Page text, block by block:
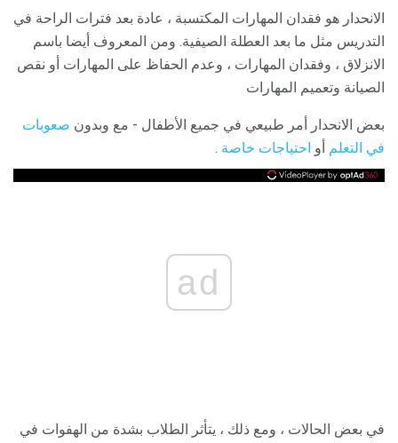
الانحدار هو فقدان المهارات المكتسبة ، عادة بعد فترات الراحة في
التدريس مثل ما بعد العطلة الصيفية. ومن المعروف أيضا باسم
الانزلاق ، وفقدان المهارات ، وعدم الحفاظ على المهارات أو نقص
الصيانة وتعميم المهارات
بعض الانحدار أمر طبيعي في جميع الأطفال - مع وبدون صعوبات
في التعلم أو احتياجات خاصة .
ad
في بعض الحالات ، ومع ذلك ، يتأثر الطلاب بشدة من الهفوات في